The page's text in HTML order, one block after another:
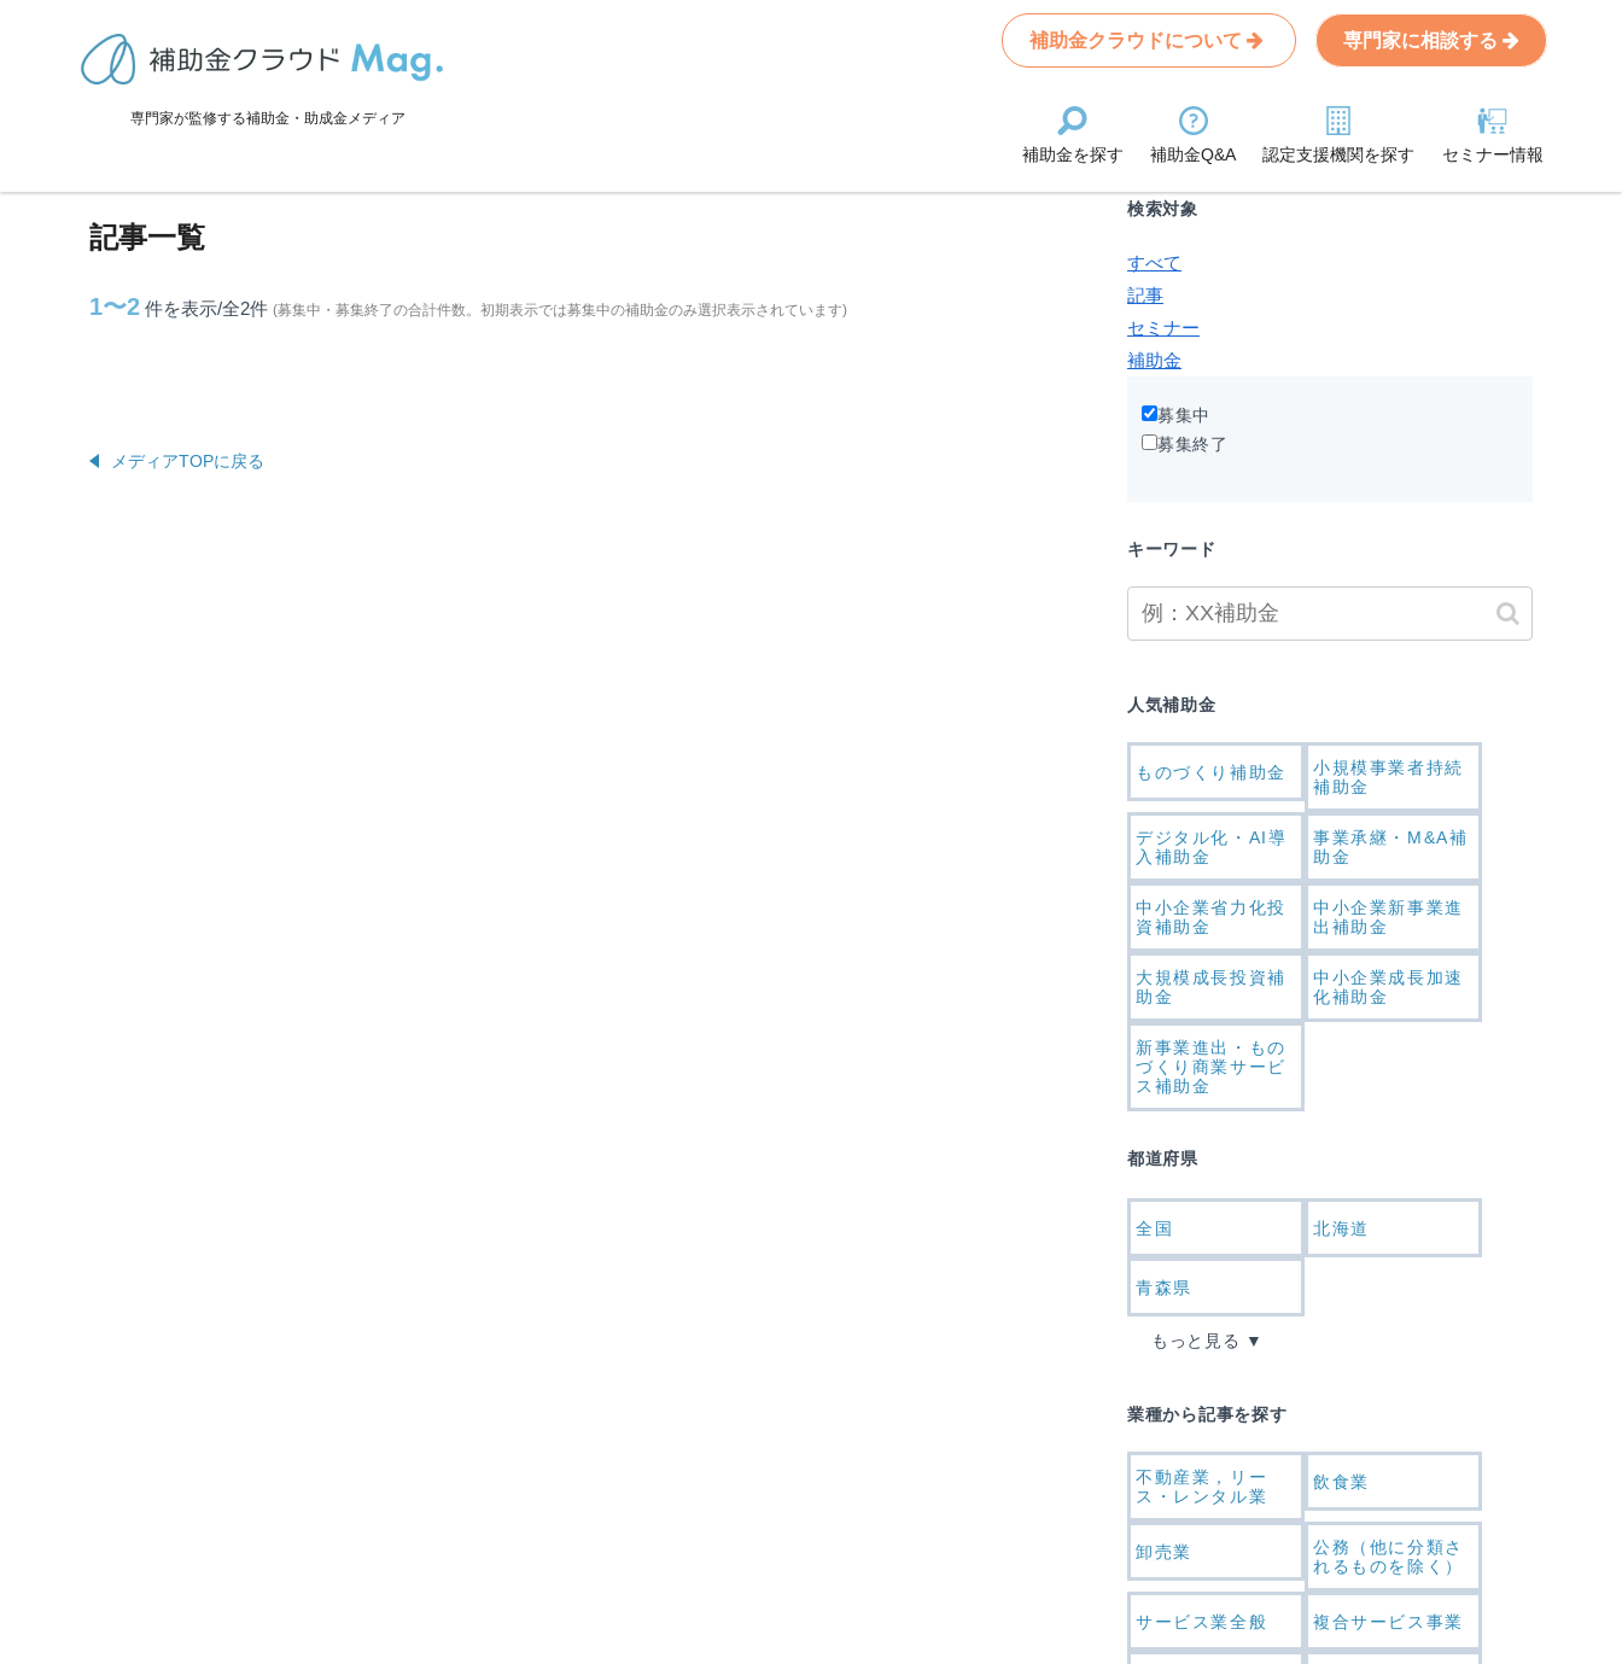
専門家が監修する補助金・助成金メディア
補助金クラウドについて 専門家に相談する
補助金を探す 補助金Q&A 認定支援機関を探す セミナー情報
>補助金・助成金詳細
田野畑村に関連する記事
記事一覧
1〜2 件を表示/全2件 (募集中・募集終了の合計件数。初期表示では募集中の補助金のみ選択表示されています)
メディアTOPに戻る
Search
条件から記事を探す
検索対象
すべて
記事
セミナー
補助金
募集中
募集終了
キーワード
人気補助金
ものづくり補助金
小規模事業者持続
補助金
デジタル化・AI導
入補助金
事業承継・M&A補
助金
中小企業省力化投
資補助金
中小企業新事業進
出補助金
大規模成長投資補
助金
中小企業成長加速
化補助金
新事業進出・もの
づくり商業サービ
ス補助金
都道府県
全国 北海道
青森県
もっと見る
業種から記事を探す
不動産業，リー
ス・レンタル業
飲食業
卸売業
公務（他に分類さ
れるものを除く）
サービス業全般 複合サービス事業